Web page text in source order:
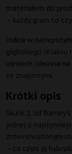
materiałem do
– każdy gram to
Indica w
głębokiego relaksu
uśmiech. Idealna
ze znajomymi.
Krótki opis
Skunk 1 od
jednej z
zrównoważonym
– co czyni ją